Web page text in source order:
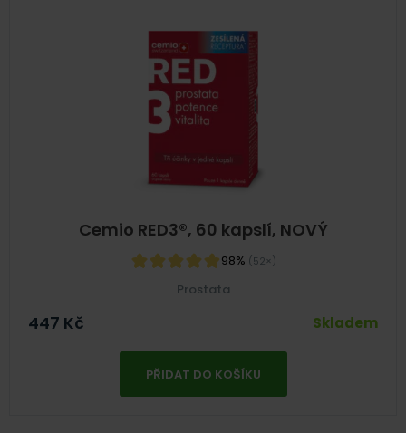
Cemio RED3®, 60 kapslí, NOVÝ
98% (52×)
Prostata
447 Kč Skladem
PŘIDAT DO KOŠÍKU